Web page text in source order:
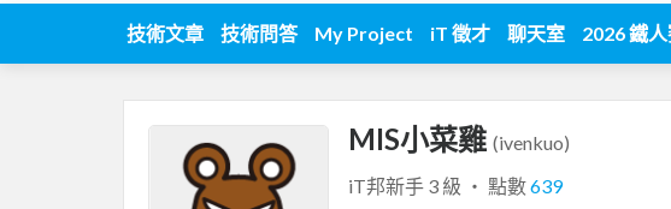
技術文章 技術問答 My Project iT 徵才 聊天室 2026 鐵
MIS小菜雞 (ivenkuo)
iT邦新手 3 級 ‧ 點數639